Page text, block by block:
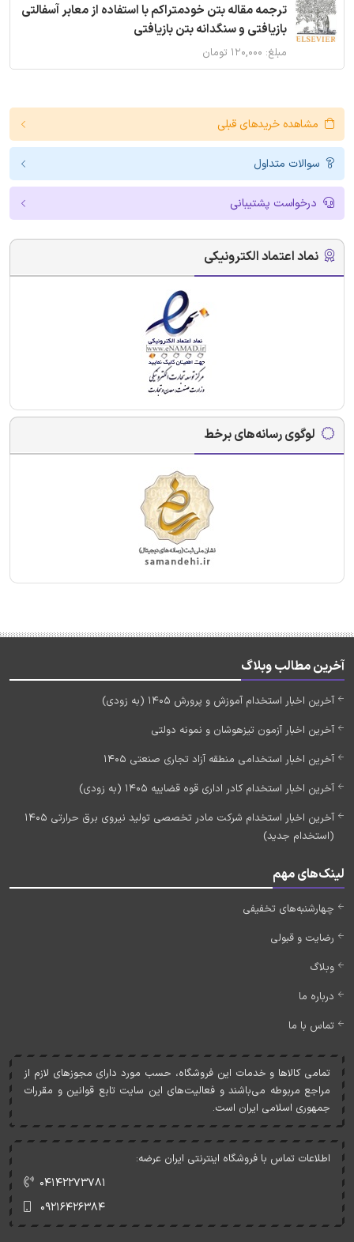
ترجمه مقاله بتن خودمتراکم با استفاده از معابر آسفالتی
بازیافتی و سنگدانه بتن بازیافتی
مبلغ: ۱۲۰,۰۰۰ تومان
مشاهده خریدهای قبلی
سوالات متداول
درخواست پشتیبانی
نماد اعتماد الکترونیکی
لوگوی رسانه‌های برخط
آخرین مطالب وبلاگ
آخرین اخبار استخدام آموزش و پرورش 1405 (به زودی)
آخرین اخبار آزمون تیزهوشان و نمونه دولتی
آخرین اخبار استخدامی منطقه آزاد تجاری صنعتی 1405
آخرین اخبار استخدام کادر اداری قوه قضاییه 1405 (به زودی)
آخرین اخبار استخدام شرکت مادر تخصصی تولید نیروی برق حرارتی 1405
(استخدام جدید)
لینک‌های مهم
چهارشنبه‌های تخفیفی
رضایت و قبولی
وبلاگ
درباره ما
تماس با ما
تمامی کالاها و خدمات اين فروشگاه، حسب مورد دارای مجوزهای لازم از
مراجع مربوطه می‌باشند و فعاليت‌های اين سايت تابع قوانين و مقررات
جمهوری اسلامی ايران است.
اطلاعات تماس با فروشگاه اینترنتی ایران عرضه:
۰۴۱۴۲۲۷۳۷۸۱
۰۹۲۱۶۴۲۶۳۸۴